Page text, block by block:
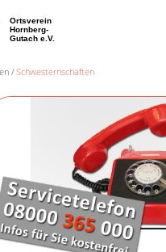
Ortsverein
Hornberg-
Gutach e.V.
Schwesternschaften